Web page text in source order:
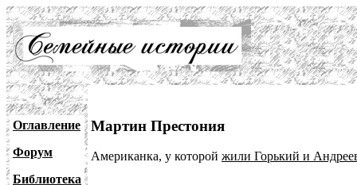
Оглавление
Форум
Библиотека
Мартин Престония
Американка, у которой жили Горький и